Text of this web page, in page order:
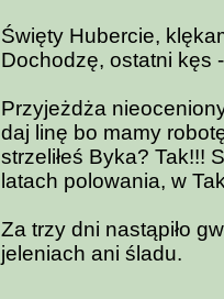
Święty Hubercie,
Dochodzę, ostatni kęs
Przyjeżdża
daj linę bo mamy
strzeliłeś Byka? Tak!!!
latach polowania, w
Za trzy dni nastąpiło
jeleniach ani śladu.